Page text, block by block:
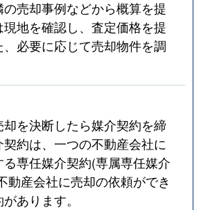
売却事例などから概算を提
地を確認し、査定価格を提
必要に応じて売却物件を調
を決断したら媒介契約を締
約は、一つの不動産会社に
専任媒介契約(専属専任媒介
動産会社に売却の依頼ができ
あります。